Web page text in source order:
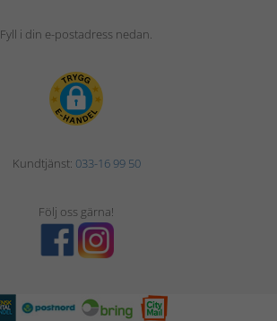
Fyll i din e-postadress nedan.
Kundtjänst: 033-16 99 50
Följ oss gärna!